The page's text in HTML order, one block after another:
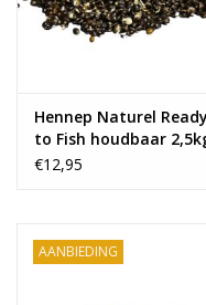
Hennep Naturel Ready
to Fish houdbaar
€12,95
AANBIEDING